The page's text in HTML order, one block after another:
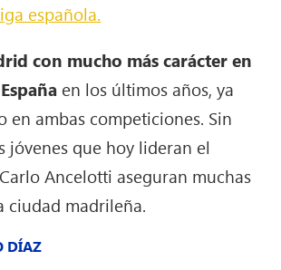
española.
con mucho más carácter en
en los últimos años, ya
en ambas competiciones. Sin
jóvenes que hoy lideran el
Ancelotti aseguran muchas
ciudad madrileña.
DÍAZ